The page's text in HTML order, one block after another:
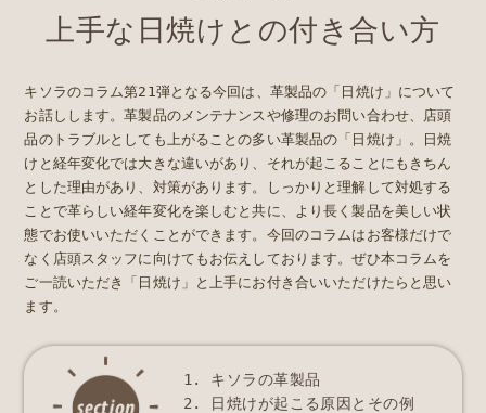
上手な日焼けとの付き合い方
キソラのコラム第21弾となる今回は、革製品の「日焼け」について
お話しします。革製品のメンテナンスや修理のお問い合わせ、店頭
品のトラブルとしても上がることの多い革製品の「日焼け」。日焼
けと経年変化では大きな違いがあり、それが起こることにもきちん
とした理由があり、対策があります。しっかりと理解して対処する
ことで革らしい経年変化を楽しむと共に、より長く製品を美しい状
態でお使いいただくことができます。今回のコラムはお客様だけで
なく店頭スタッフに向けてもお伝えしております。ぜひ本コラムを
ご一読いただき「日焼け」と上手にお付き合いいただけたらと思い
ます。
1. キソラの革製品
2. 日焼けが起こる原因とその例